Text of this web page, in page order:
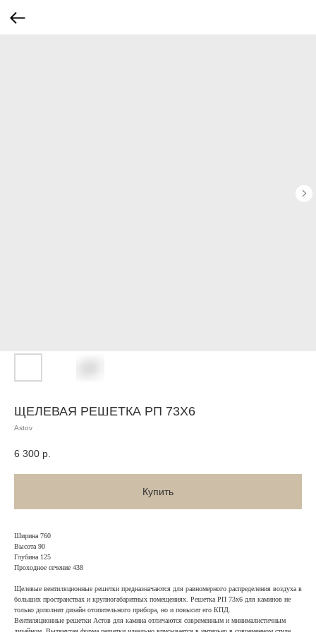
ЩЕЛЕВАЯ РЕШЕТКА РП 73Х6
Astov
6 300 р.
Купить
Ширина 760
Высота 90
Глубина 125
Проходное сечение 438
Щелевые вентиляционные решетки предназначаются для равномерного распределения воздуха в
больших пространствах и крупногабаритных помещениях. Решетка РП 73х6 для каминов не
только дополнит дизайн отопительного прибора, но и повысит его КПД.
Вентиляционные решетки Астов для камина отличаются современным и минималистичным